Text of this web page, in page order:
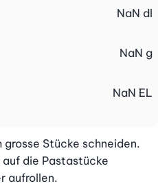
NaN dl
NaN g
NaN EL
Stücke schneiden.
die Pastastücke
aufrollen.